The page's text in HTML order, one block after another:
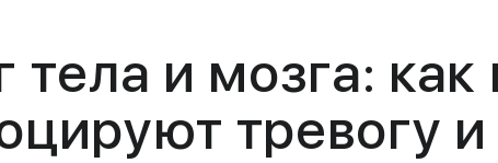
тела и мозга:
тревогу и